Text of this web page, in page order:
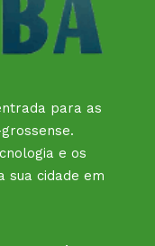
para as
e os
sua cidade em